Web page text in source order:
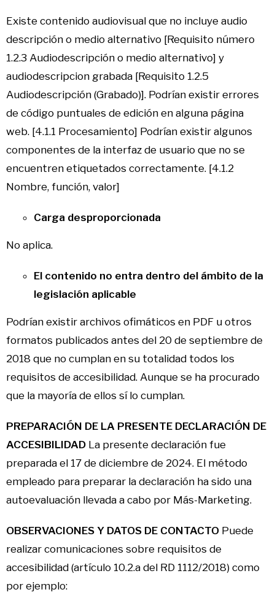
Existe contenido audiovisual que no incluye audio
descripción o medio alternativo [Requisito número
1.2.3 Audiodescripción o medio alternativo] y
audiodescripcion grabada [Requisito 1.2.5
Audiodescripción (Grabado)]. Podrían existir errores
de código puntuales de edición en alguna página
web. [4.1.1 Procesamiento] Podrían existir algunos
componentes de la interfaz de usuario que no se
encuentren etiquetados correctamente. [4.1.2
Nombre, función, valor]
Carga desproporcionada
No aplica.
El contenido no entra dentro del ámbito de la
legislación aplicable
Podrían existir archivos ofimáticos en PDF u otros
formatos publicados antes del 20 de septiembre de
2018 que no cumplan en su totalidad todos los
requisitos de accesibilidad. Aunque se ha procurado
que la mayoría de ellos sí lo cumplan.
PREPARACIÓN DE LA PRESENTE DECLARACIÓN DE
ACCESIBILIDAD La presente declaración fue
preparada el 17 de diciembre de 2024. El método
empleado para preparar la declaración ha sido una
autoevaluación llevada a cabo por Más-Marketing.
OBSERVACIONES Y DATOS DE CONTACTO Puede
realizar comunicaciones sobre requisitos de
accesibilidad (artículo 10.2.a del RD 1112/2018) como
por ejemplo: